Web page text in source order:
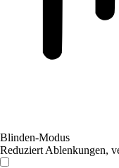
Blinden-Modus
Reduziert Ablenkungen,